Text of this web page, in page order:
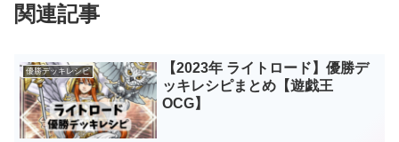
関連記事
優勝デッキレシピ
【2023年 ライトロード】優勝デ
ッキレシピまとめ【遊戯王
OCG】